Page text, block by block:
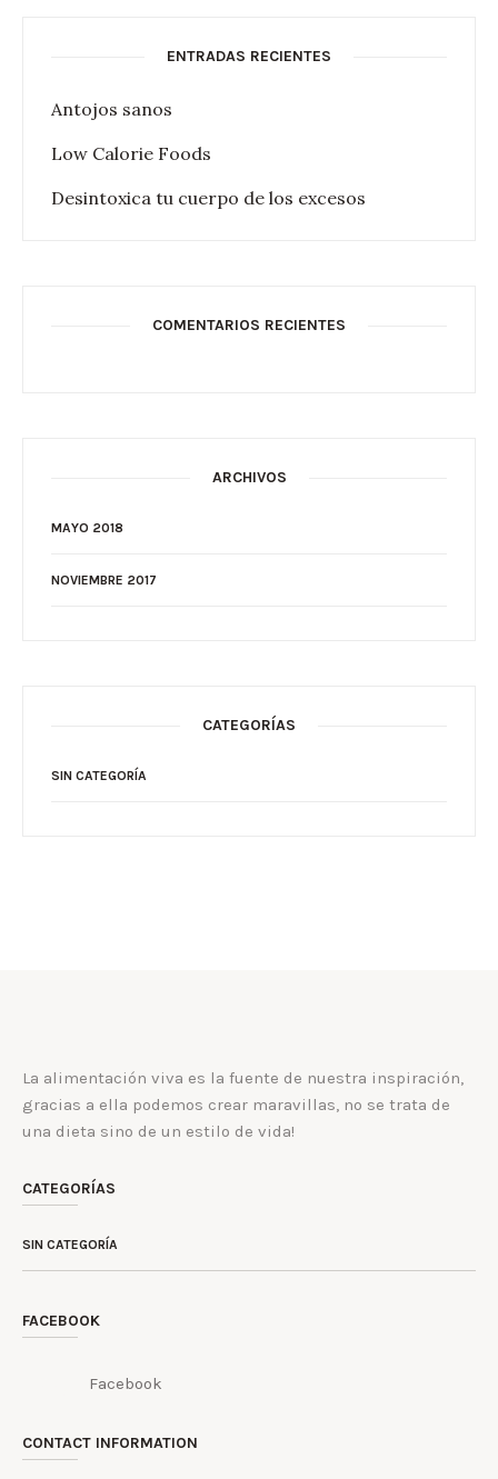
ENTRADAS RECIENTES
Antojos sanos
Low Calorie Foods
Desintoxica tu cuerpo de los excesos
COMENTARIOS RECIENTES
ARCHIVOS
MAYO 2018
NOVIEMBRE 2017
CATEGORÍAS
SIN CATEGORÍA
La alimentación viva es la fuente de nuestra inspiración,
gracias a ella podemos crear maravillas, no se trata de
una dieta sino de un estilo de vida!
CATEGORÍAS
SIN CATEGORÍA
FACEBOOK
Facebook
CONTACT INFORMATION